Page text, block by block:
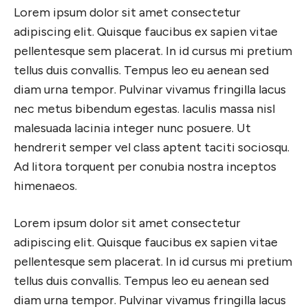
Lorem ipsum dolor sit amet consectetur
adipiscing elit. Quisque faucibus ex sapien vitae
pellentesque sem placerat. In id cursus mi pretium
tellus duis convallis. Tempus leo eu aenean sed
diam urna tempor. Pulvinar vivamus fringilla lacus
nec metus bibendum egestas. Iaculis massa nisl
malesuada lacinia integer nunc posuere. Ut
hendrerit semper vel class aptent taciti sociosqu.
Ad litora torquent per conubia nostra inceptos
himenaeos.
Lorem ipsum dolor sit amet consectetur
adipiscing elit. Quisque faucibus ex sapien vitae
pellentesque sem placerat. In id cursus mi pretium
tellus duis convallis. Tempus leo eu aenean sed
diam urna tempor. Pulvinar vivamus fringilla lacus